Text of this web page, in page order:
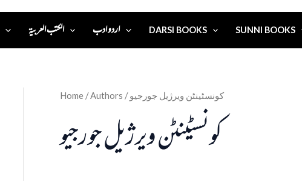
الكتب العربية اردو ادب DARSI BOOKS SUNNI BOOKS
Home / Authors / کونسٹینٹن ویرژیل جورجیو
کونسٹینٹن ویرژیل جورجیو